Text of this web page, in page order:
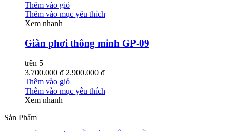
Thêm vào giỏ
Thêm vào mục yêu thích
Xem nhanh
Giàn phơi thông minh GP-09
trên 5
3.700.000 ₫ 2.900.000 ₫
Thêm vào giỏ
Thêm vào mục yêu thích
Xem nhanh
Sản Phẩm